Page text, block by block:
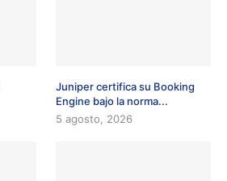
Juniper certifica su Booking
Engine bajo la norma...
5 agosto, 2026